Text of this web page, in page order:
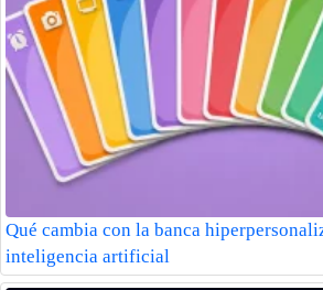
Qué cambia con la banca
inteligencia artificial